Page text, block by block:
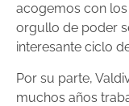
acogemos con
orgullo de poder
interesante ciclo
Por su parte,
muchos años